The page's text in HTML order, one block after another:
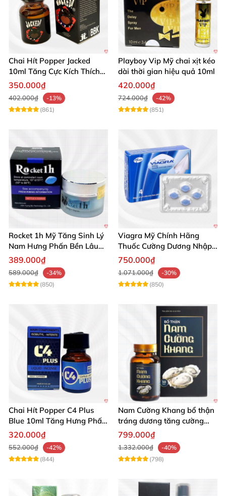
Chai Hít Popper Jacked
10ml Tăng Cực Kích Thích
Mạnh Mẽ
350.000₫
402.000₫
-13%
(861)
Playboy Vip Mỹ chai xịt kéo
dài thời gian hiệu quả 10ml
420.000₫
724.000₫
-42%
(851)
Rocket 1h Mỹ Tăng Sinh Lý
Nam Hưng Phấn Bền Lâu
Mạnh Mẽ
389.000₫
589.000₫
-34%
(850)
Viagra Mỹ Chính Hãng
Thuốc Cường Dương Nhập
Khẩu Chính Ngạch
750.000₫
1.071.000₫
-30%
(850)
Chai Hít Popper C4 Plus
Blue 10ml Tăng Hưng Phấn
Mạnh Mẽ
320.000₫
552.000₫
-42%
(844)
Nam Cường Khang bổ thận
tráng dương tăng cường
sinh lực bền lâu
799.000₫
1.332.000₫
-40%
(798)